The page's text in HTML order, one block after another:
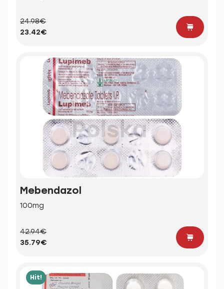
24.98€
23.42€
Mebendazol
100mg
42.94€
35.79€
Hit!